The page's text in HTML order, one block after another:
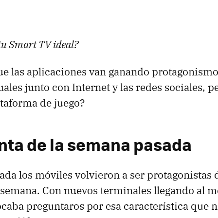
Smart TV ideal?
las aplicaciones van ganando
junto con Internet y las redes sociales,
de juego?
de la semana pasada
los móviles volvieron a ser protagonistas
Con nuevos terminales llegando al
preguntaros por esa característica que